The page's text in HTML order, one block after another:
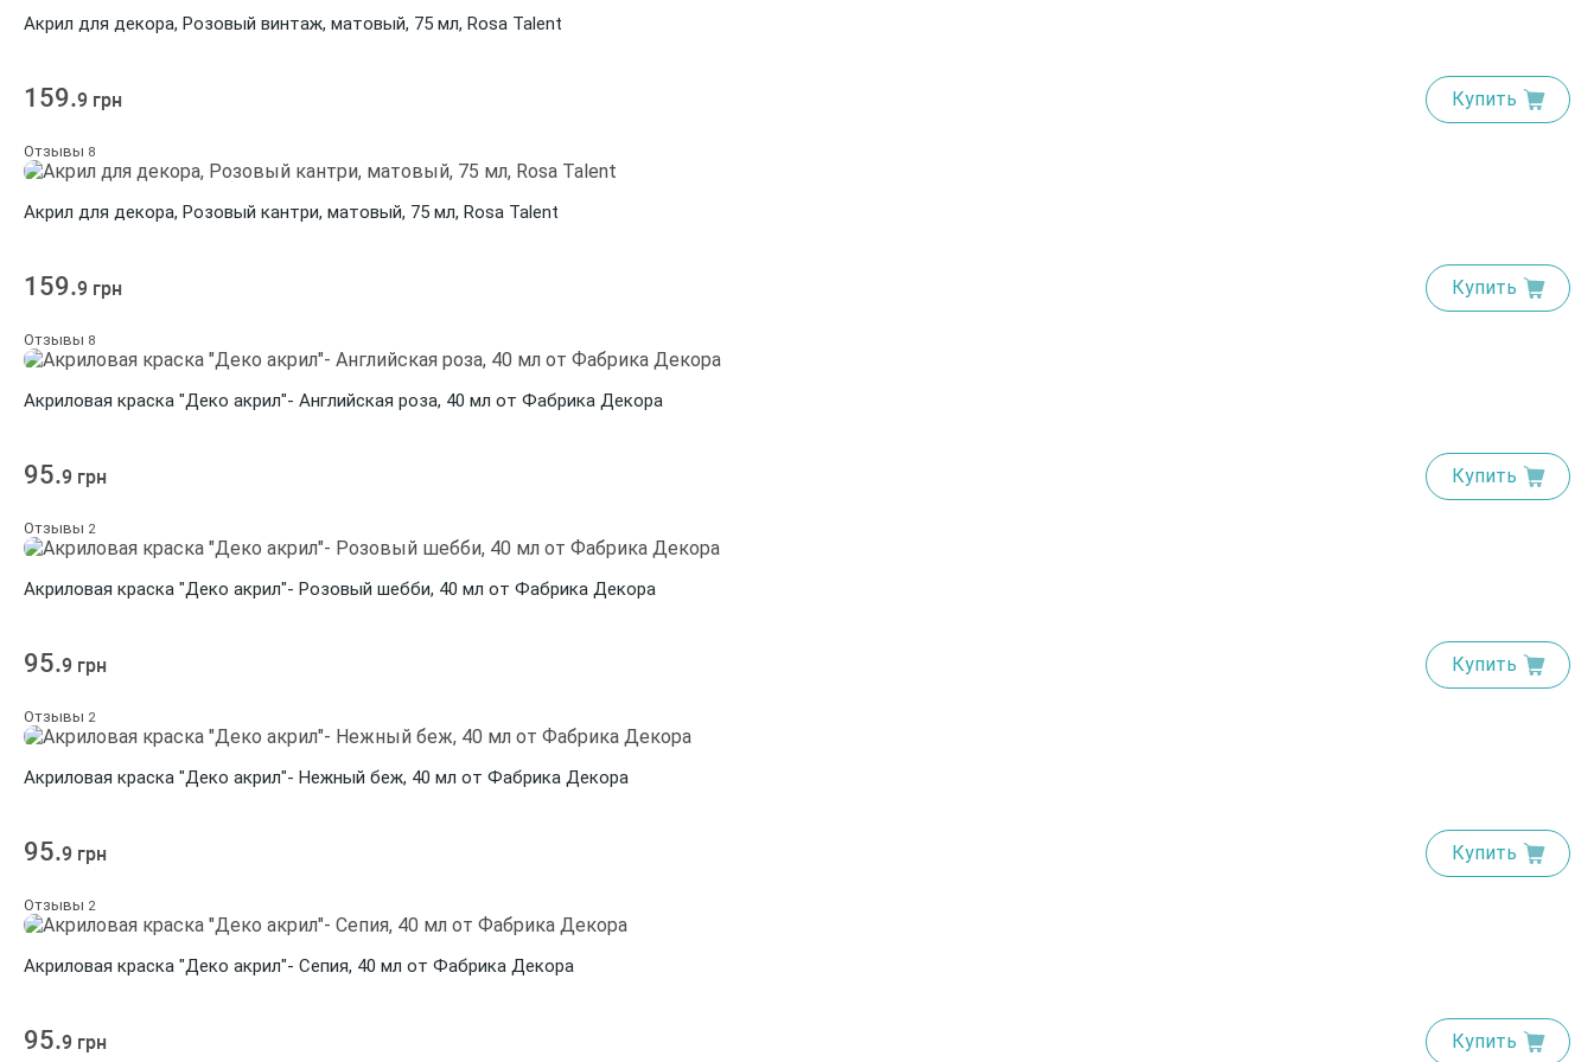
Акрил для декора, Розовый винтаж, матовый, 75 мл, Rosa Talent
159.9 грн Купить
Отзывы 8
Акрил для декора, Розовый кантри, матовый, 75 мл, Rosa Talent
159.9 грн Купить
Отзывы 8
Акриловая краска "Деко акрил"- Английская роза, 40 мл от Фабрика Декора
95.9 грн Купить
Отзывы 2
Акриловая краска "Деко акрил"- Розовый шебби, 40 мл от Фабрика Декора
95.9 грн Купить
Отзывы 2
Акриловая краска "Деко акрил"- Нежный беж, 40 мл от Фабрика Декора
95.9 грн Купить
Отзывы 2
Акриловая краска "Деко акрил"- Сепия, 40 мл от Фабрика Декора
95.9 грн Купить